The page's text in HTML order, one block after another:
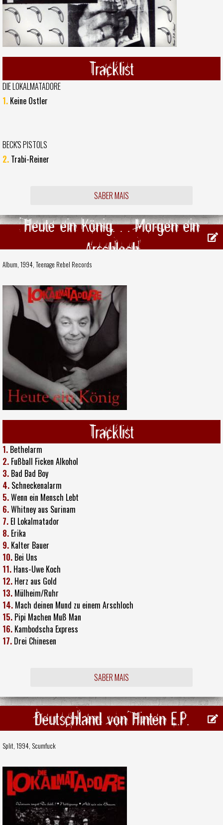
Tracklist
DIE LOKALMATADORE
1. Keine Ostler
BECK'S PISTOLS
2. Trabi-Reiner
SABER MAIS
Heute ein König. . . Morgen ein
Arschloch
Album, 1994, Teenage Rebel Records
Tracklist
1. Bethelarm
2. Fußball Ficken Alkohol
3. Bad Bad Boy
4. Schneckenalarm
5.Wenn ein Mensch Lebt
6.Whitney aus Surinam
7. El Lokalmatador
8. Erika
9. Kalter Bauer
10. Bei Uns
11. Hans-Uwe Koch
12. Herz aus Gold
13. Mülheim/Ruhr
14. Mach deinen Mund zu einem Arschloch
15. Pipi Machen Muß Man
16. Kambodscha Express
17. Drei Chinesen
SABER MAIS
Deutschland von Hinten E.P.
Split, 1994, Scumfuck